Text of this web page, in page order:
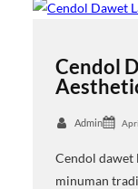
Cendol
Admin
Cendol dawet
minuman